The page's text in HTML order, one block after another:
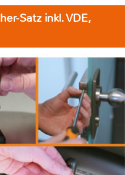
Satz inkl. VDE,